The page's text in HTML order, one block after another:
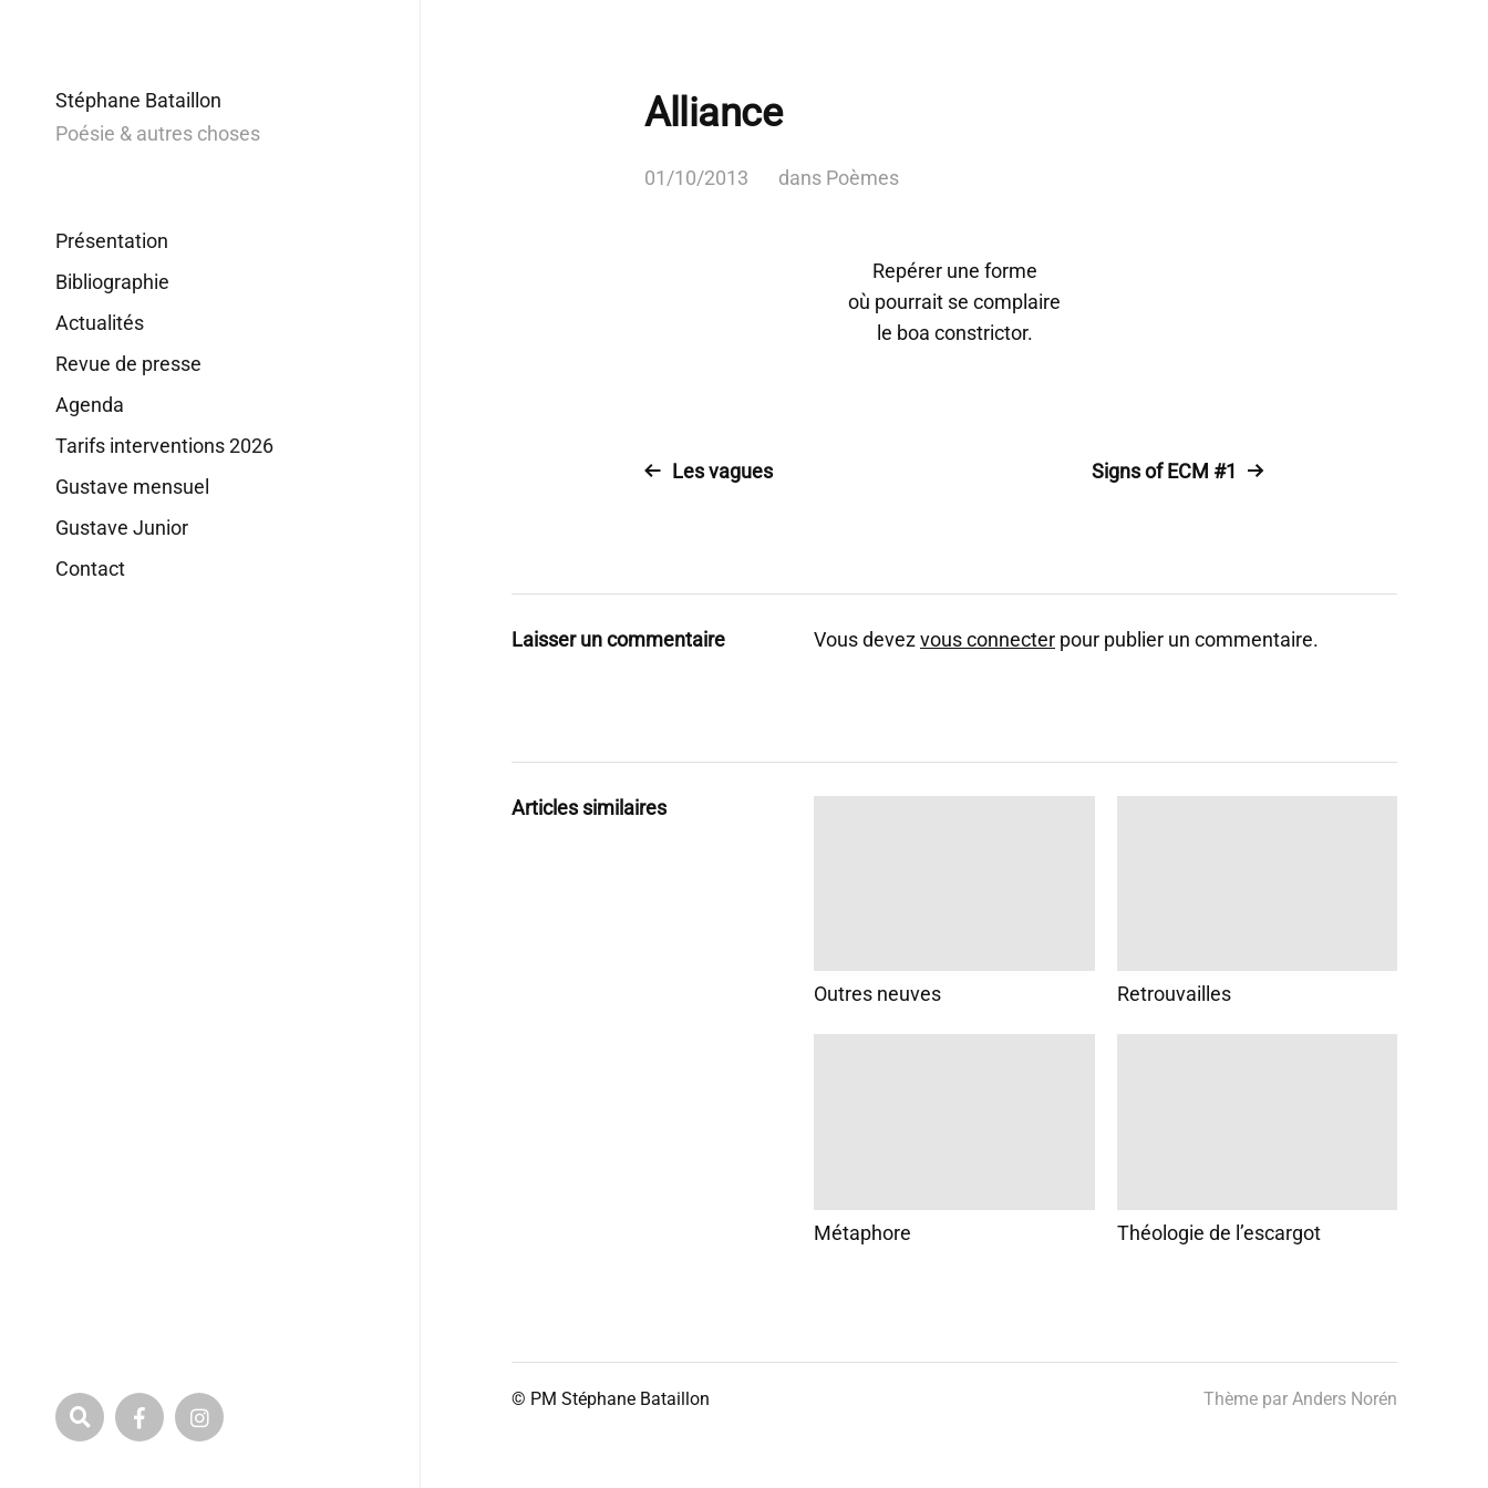
Stéphane Bataillon
Poésie & autres choses
Présentation
Bibliographie
Actualités
Revue de presse
Agenda
Tarifs interventions 2026
Gustave mensuel
Gustave Junior
Contact
Alliance
01/10/2013 dans Poèmes
Repérer une forme
où pourrait se complaire
le boa constrictor.
Les vagues Signs of ECM #1
Laisser un commentaire Vous devezvous connecter pour publier un commentaire.
Articles similaires
Outres neuves Retrouvailles
Métaphore Théologie de l’escargot
© PM Stéphane Bataillon Thème par Anders Norén